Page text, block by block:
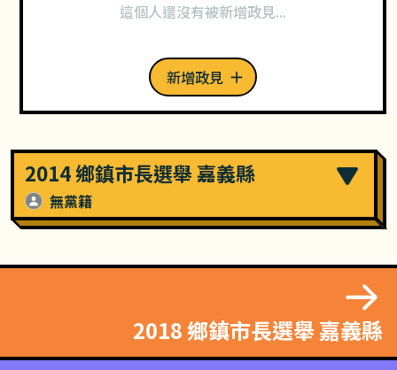
這個人還沒有被新增政見...
新增政見
2014 鄉鎮市長選舉 嘉義縣
無黨籍
2018 鄉鎮市長選舉 嘉義縣